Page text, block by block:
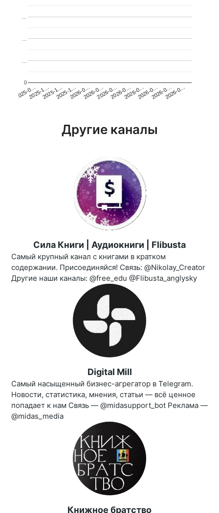
2025-0…2025-1…2025-1…2025-1…2026-0…2026-0…2026-0…2026-0…2026-0…2026-0…2026-0…2026-0…
0
Другие каналы
Сила Книги | Аудиокниги | Flibusta
Самый крупный канал с книгами в кратком
содержании. Присоединяйся! Связь: @Nikolay_Creator
Другие наши каналы: @free_edu @Flibusta_anglysky
Digital Mill
Самый насыщенный бизнес-агрегатор в Telegram.
Новости, статистика, мнения, статьи — всё ценное
попадает к нам Связь — @midasupport_bot Реклама —
@midas_media
Книжное братство